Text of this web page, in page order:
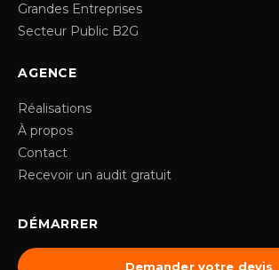
Grandes Entreprises
Secteur Public B2G
AGENCE
Réalisations
À propos
Contact
Recevoir un audit gratuit
DÉMARRER
Demander votre devis